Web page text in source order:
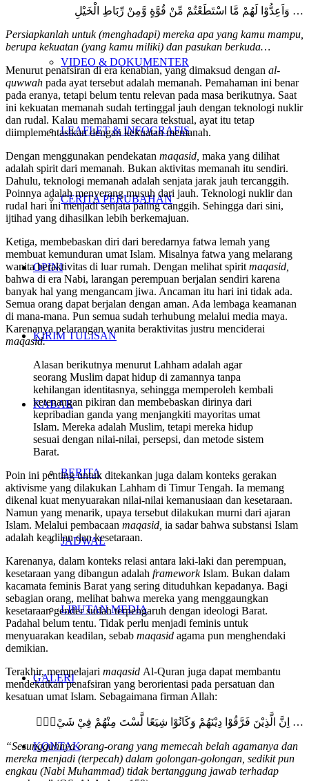
VIDEO & DOKUMENTER
LEAFLET & INFOGRAFIS
CERITA PERUBAHAN
OPINI
KIRIM TULISAN
KABAR
BERITA
JADWAL
LIPUTAN MEDIA
GALERI
KONTAK
وَاَعِدُّوْا لَهُمْ مَّا اسْتَطَعْتُمْ مِّنْ قُوَّةٍ وَّمِنْ رِّبَاطِ الْخَيْلِ …
Persiapkanlah untuk (menghadapi) mereka apa yang kamu mampu,
berupa kekuatan (yang kamu miliki) dan pasukan berkuda…
Menurut penafsiran di era kenabian, yang dimaksud dengan al-
quwwah pada ayat tersebut adalah memanah. Pemahaman ini benar
pada eranya, tetapi belum tentu relevan pada masa berikutnya. Saat
ini kekuatan memanah sudah tertinggal jauh dengan teknologi nuklir
dan rudal. Kalau memahami secara tekstual, ayat itu tetap
diimplementasikan dengan kekuatan memanah.
Dengan menggunakan pendekatan maqasid, maka yang dilihat
adalah spirit dari memanah. Bukan aktivitas memanah itu sendiri.
Dahulu, teknologi memanah adalah senjata jarak jauh tercanggih.
Poinnya adalah menyerang musuh dari jauh. Teknologi nuklir dan
rudal hari ini menjadi senjata paling canggih. Sehingga dari sini,
ijtihad yang dihasilkan lebih berkemajuan.
Ketiga, membebaskan diri dari beredarnya fatwa lemah yang
membuat kemunduran umat Islam. Misalnya fatwa yang melarang
wanita beraktivitas di luar rumah. Dengan melihat spirit maqasid,
bahwa di era Nabi, larangan perempuan berjalan sendiri karena
banyak hal yang mengancam jiwa. Ancaman itu hari ini tidak ada.
Semua orang dapat berjalan dengan aman. Ada lembaga keamanan
di mana-mana. Pun semua sudah terhubung melalui media maya.
Karenanya pelarangan wanita beraktivitas justru menciderai
maqasid.
Alasan berikutnya menurut Lahham adalah agar
seorang Muslim dapat hidup di zamannya tanpa
kehilangan identitasnya, sehingga memperoleh kembali
ketenangan pikiran dan membebaskan dirinya dari
kepribadian ganda yang menjangkiti mayoritas umat
Islam. Mereka adalah Muslim, tetapi mereka hidup
sesuai dengan nilai-nilai, persepsi, dan metode sistem
Barat.
Poin ini penting untuk ditekankan juga dalam konteks gerakan
aktivisme yang dilakukan Lahham di Timur Tengah. Ia memang
dikenal kuat menyuarakan nilai-nilai kemanusiaan dan kesetaraan.
Namun yang menarik, upaya tersebut dilakukan murni dari ajaran
Islam. Melalui pembacaan maqasid, ia sadar bahwa substansi Islam
adalah keadilan dan kesetaraan.
Karenanya, dalam konteks relasi antara laki-laki dan perempuan,
kesetaraan yang dibangun adalah frameworkIslam. Bukan dalam
kacamata feminis Barat yang sering dituduhkan kepadanya. Bagi
sebagian orang, melihat bahwa mereka yang menggaungkan
kesetaraan gender sudah terpengaruh dengan ideologi Barat.
Padahal belum tentu. Tidak perlu menjadi feminis untuk
menyuarakan keadilan, sebab maqasid agama pun menghendaki
demikian.
Terakhir, mempelajari maqasid Al-Quran juga dapat membantu
mendekatkan penafsiran yang berorientasi pada persatuan dan
kesatuan umat Islam. Sebagaimana firman Allah:
اِنَّ الَّذِيْنَ فَرَّقُوْا دِيْنَهُمْ وَكَانُوْا شِيَعًا لَّسْتَ مِنْهُمْ فِيْ شَيْءٍۗ …
“Sesungguhnya orang-orang yang memecah belah agamanya dan
mereka menjadi (terpecah) dalam golongan-golongan, sedikit pun
engkau (Nabi Muhammad) tidak bertanggung jawab terhadap